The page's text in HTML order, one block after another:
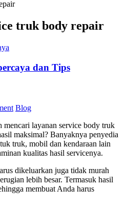
truk body repair
dan Tips
Blog
mencari layanan service body truk
maksimal? Banyaknya penyedia
truk, mobil dan kendaraan lain
kualitas hasil servicenya.
dikeluarkan juga tidak murah
lebih besar. Termasuk hasil
membuat Anda harus